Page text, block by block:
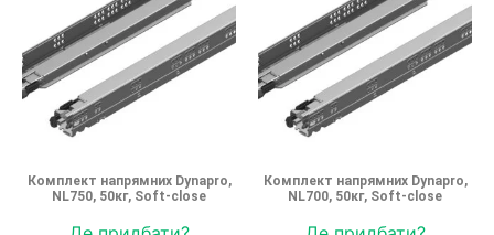
Комплект напрямних Dynapro,
NL750, 50кг, Soft-close
Комплект напрямних Dynapro,
NL700, 50кг, Soft-close